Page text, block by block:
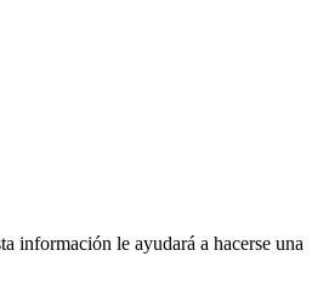
información le ayudará a hacerse una